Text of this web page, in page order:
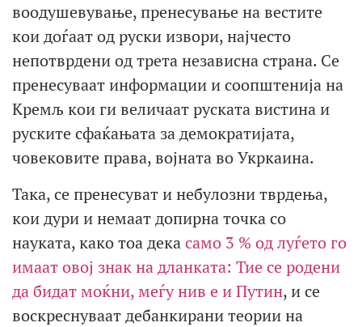
воодушевување, пренесување на вестите
кои доѓаат од руски извори, најчесто
непотврдени од трета независна страна. Се
пренесуваат информации и соопштенија на
Кремљ кои ги величаат руската вистина и
руските сфаќањата за демократијата,
човековите права, војната во Укркаина.
Така, се пренесуват и небулозни тврдења,
кои дури и немаат допирна точка со
науката, како тоа декасамо 3 % од луѓето го
имаат овој знак на дланката: Тие се родени
да бидат моќни, меѓу нив е и Путин, и се
воскреснуваат дебанкирани теории на